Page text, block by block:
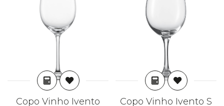
ADICIONAR
Copo Vinho Ivento
ADICIONAR
Copo Vinho Ivento S